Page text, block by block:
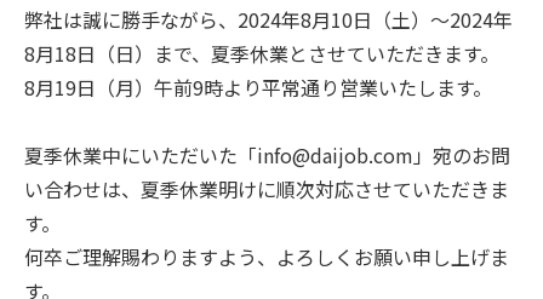
導入事例
お役立ち情報
人材紹介会社様向け
弊社は誠に勝手ながら、2024年8月10日（土）～2024年
8月18日（日）まで、夏季休業とさせていただきます。
8月19日（月）午前9時より平常通り営業いたします。
夏季休業中にいただいた「info@daijob.com」宛のお問
い合わせは、夏季休業明けに順次対応させていただきま
す。
何卒ご理解賜わりますよう、よろしくお願い申し上げま
す。